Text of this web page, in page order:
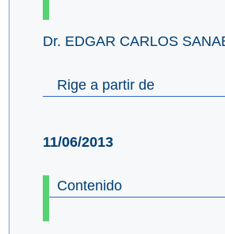
Dr. EDGAR CARLOS
Rige a partir de
11/06/2013
Contenido